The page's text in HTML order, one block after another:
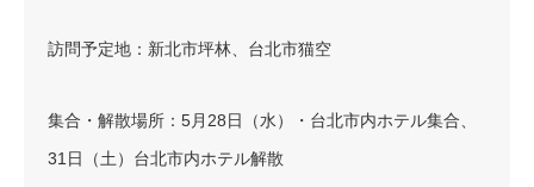
訪問予定地：新北市坪林、台北市猫空
集合・解散場所：5月28日（水）・台北市内ホテル集合、
31日（土）台北市内ホテル解散